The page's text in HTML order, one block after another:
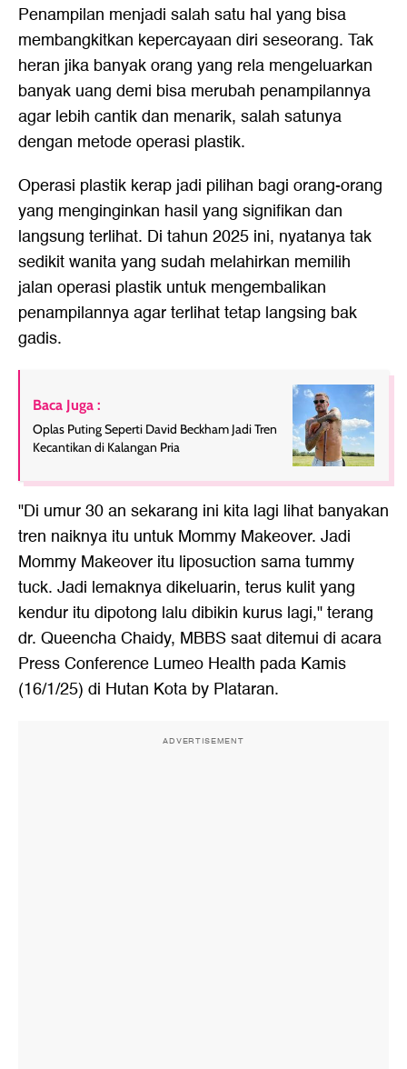
Penampilan menjadi salah satu hal yang bisa
membangkitkan kepercayaan diri seseorang. Tak
heran jika banyak orang yang rela mengeluarkan
banyak uang demi bisa merubah penampilannya
agar lebih cantik dan menarik, salah satunya
dengan metode operasi plastik.
Operasi plastik kerap jadi pilihan bagi orang-orang
yang menginginkan hasil yang signifikan dan
langsung terlihat. Di tahun 2025 ini, nyatanya tak
sedikit wanita yang sudah melahirkan memilih
jalan operasi plastik untuk mengembalikan
penampilannya agar terlihat tetap langsing bak
gadis.
Baca Juga :
Oplas Puting Seperti David Beckham Jadi Tren
Kecantikan di Kalangan Pria
"Di umur 30 an sekarang ini kita lagi lihat banyakan
tren naiknya itu untuk Mommy Makeover. Jadi
Mommy Makeover itu liposuction sama tummy
tuck. Jadi lemaknya dikeluarin, terus kulit yang
kendur itu dipotong lalu dibikin kurus lagi," terang
dr. Queencha Chaidy, MBBS saat ditemui di acara
Press Conference Lumeo Health pada Kamis
(16/1/25) di Hutan Kota by Plataran.
ADVERTISEMENT